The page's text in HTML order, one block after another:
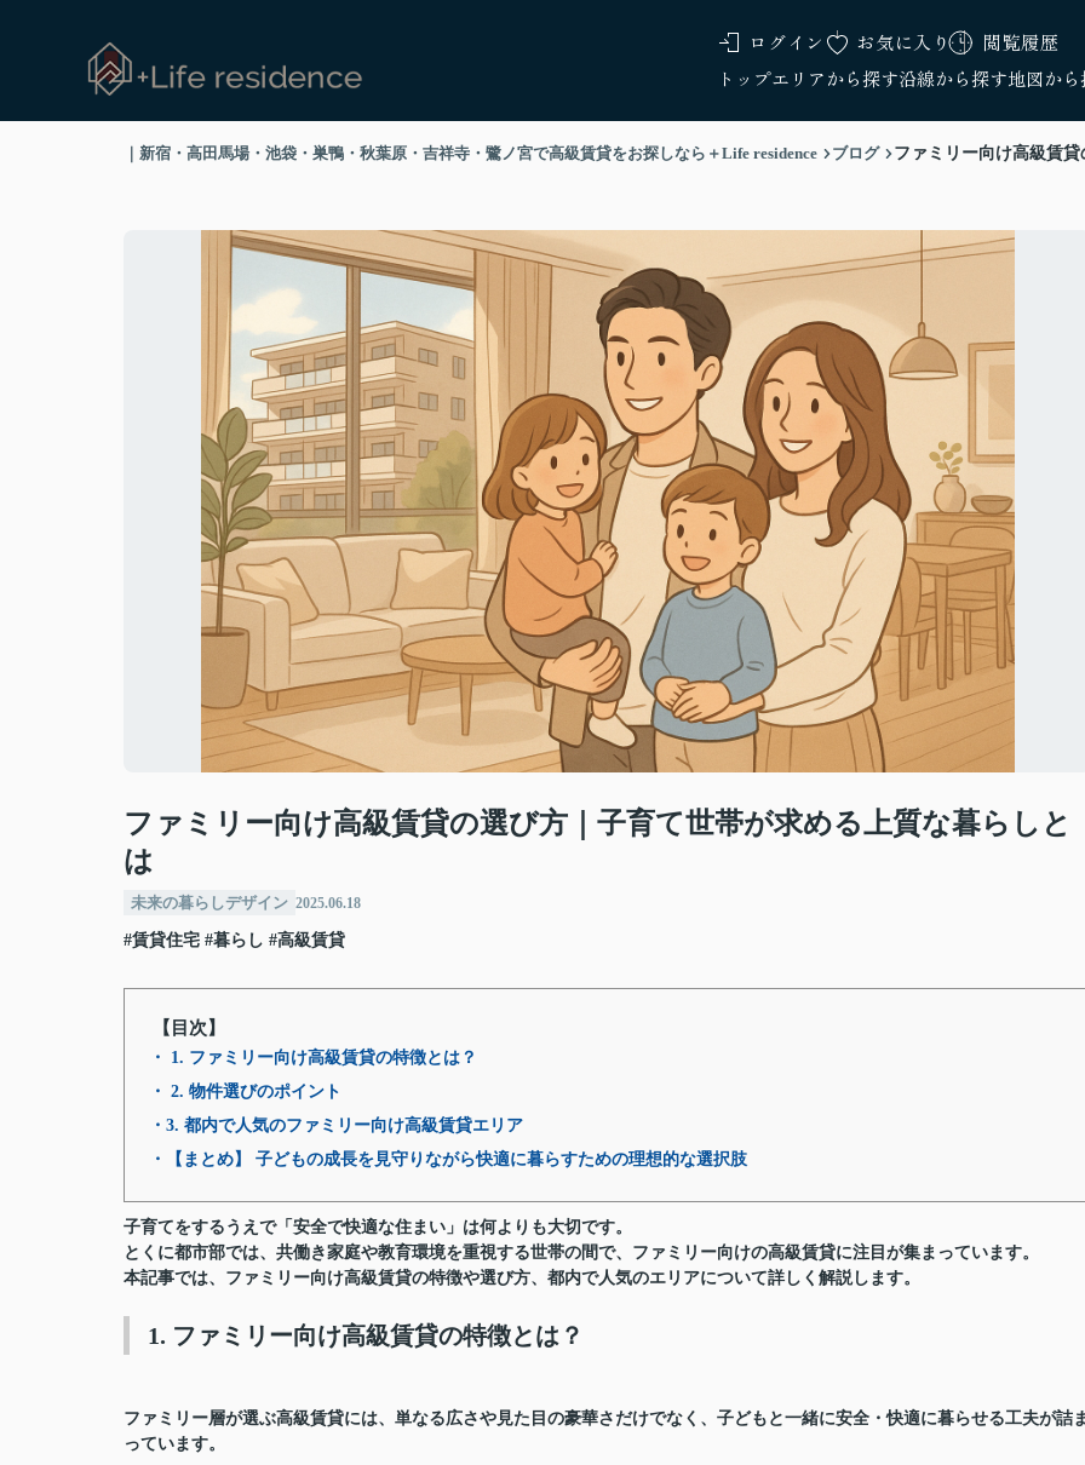
ログイン お気に入り
閲覧履歴
トップエリアから探す沿線から探す地図か
｜新宿・高田馬場・池袋・巣鴨・秋葉原・吉祥寺・鷺ノ宮で高級賃貸をお探しなら＋Life residence ブログ ファミリー向け高級賃
ファミリー向け高級賃貸の選び方｜子育て世帯が求める上質な暮らしと
は
未来の暮らしデザイン 2025.06.18
#賃貸住宅 #暮らし #高級賃貸
【目次】
・ 1. ファミリー向け高級賃貸の特徴とは？
・ 2. 物件選びのポイント
・3. 都内で人気のファミリー向け高級賃貸エリア
・【まとめ】 子どもの成長を見守りながら快適に暮らすための理想的な選択肢
子育てをするうえで「安全で快適な住まい」 は何よりも大切です。
とくに都市部では、共働き家庭や教育環境を重視する世帯の間で、 ファミリー向けの高級賃貸に注目が集まっています。
本記事では、ファミリー向け高級賃貸の特徴や選び方、都内で人気のエリアについて詳しく解説します。
1. ファミリー向け高級賃貸の特徴とは？
ファミリー層が選ぶ高級賃貸には、単なる広さや見た目の豪華さだけでなく、 子どもと一緒に安全・快適に暮らせる工夫が詰
っています。